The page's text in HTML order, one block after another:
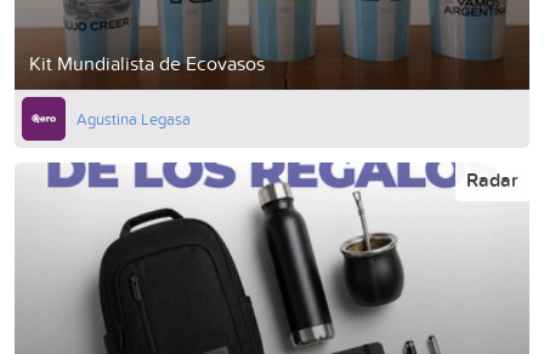
Kit Mundialista de Ecovasos
Agustina Legasa
Radar